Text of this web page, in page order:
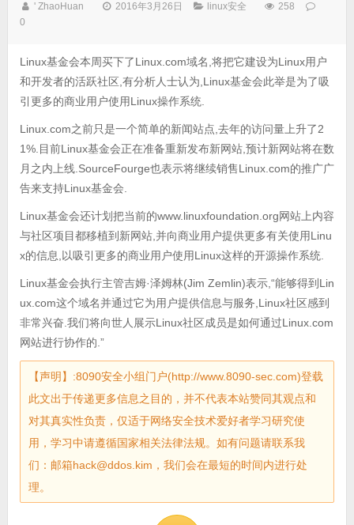
' ZhaoHuan 2016年3月26日 linux安全
258
0
Linux基金会本周买下了Linux.com域名,将把它建设为Linux用户
和开发者的活跃社区,有分析人士认为,Linux基金会此举是为了吸
引更多的商业用户使用Linux操作系统.
Linux.com之前只是一个简单的新闻站点,去年的访问量上升了2
1%.目前Linux基金会正在准备重新发布新网站,预计新网站将在数
月之内上线.SourceFourge也表示将继续销售Linux.com的推广广
告来支持Linux基金会.
Linux基金会还计划把当前的www.linuxfoundation.org网站上内容
与社区项目都移植到新网站,并向商业用户提供更多有关使用Linu
x的信息,以吸引更多的商业用户使用Linux这样的开源操作系统.
Linux基金会执行主管吉姆·泽姆林(Jim Zemlin)表示,“能够得到Lin
ux.com这个域名并通过它为用户提供信息与服务,Linux社区感到
非常兴奋.我们将向世人展示Linux社区成员是如何通过Linux.com
网站进行协作的.”
【声明】:8090安全小组门户(http://www.8090-sec.com)登载
此文出于传递更多信息之目的，并不代表本站赞同其观点和
对其真实性负责，仅适于网络安全技术爱好者学习研究使
用，学习中请遵循国家相关法律法规。如有问题请联系我
们：邮箱hack@ddos.kim，我们会在最短的时间内进行处
理。